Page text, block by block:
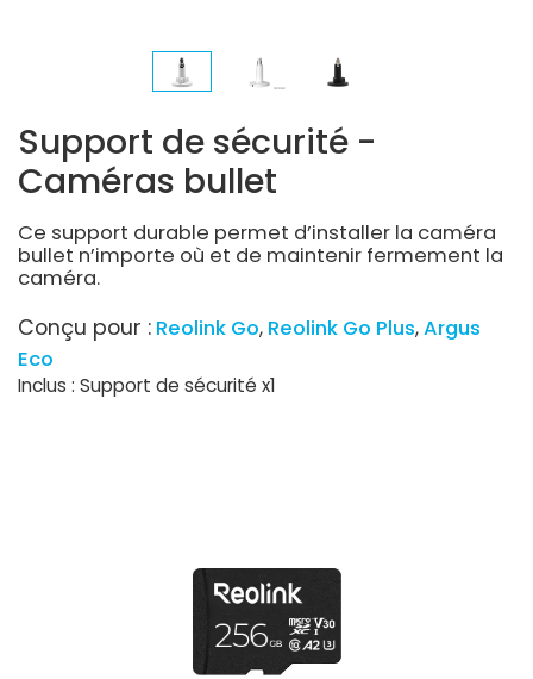
Support de sécurité -
Caméras bullet
Ce support durable permet d’installer la caméra
bullet n’importe où et de maintenir fermement la
caméra.
Conçu pour : Reolink Go Reolink Go Plus Argus
Eco
Inclus : Support de sécurité x1